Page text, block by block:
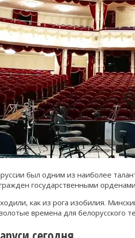
был одним из наиболее
государственными
как из рога изобилия.
времена для белорусского